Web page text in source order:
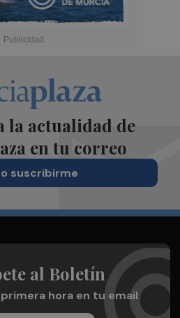
la actualidad de
en tu correo
suscribirme
al Boletín
hora en tu email